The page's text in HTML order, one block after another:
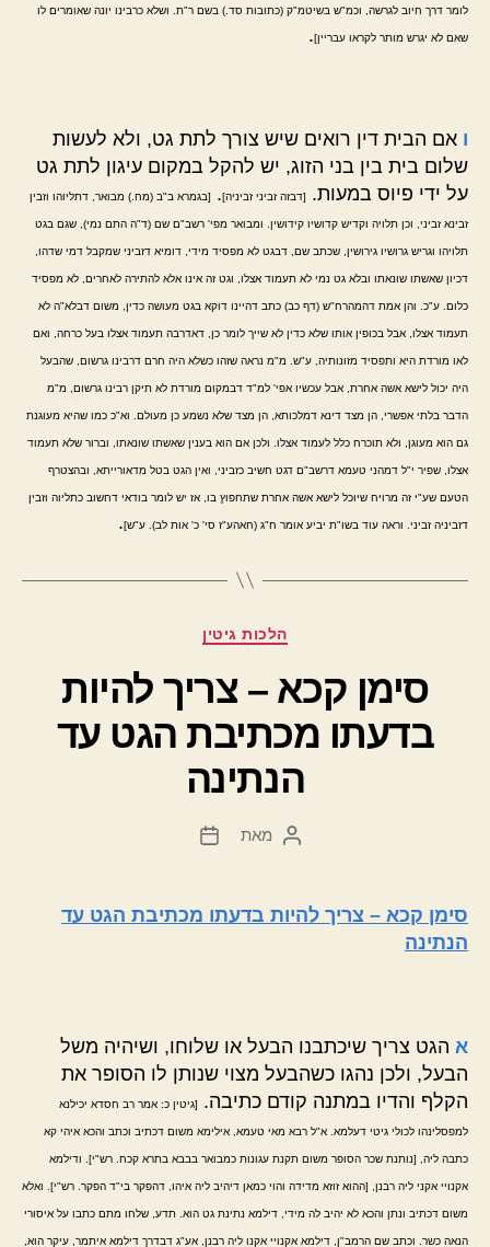
לומר דרך חיוב לגרשה, וכמ"ש בשיטמ"ק (כתובות סד.) בשם ר"ת. ושלא כרבינו יונה שאומרים לו
שאם לא יגרש מותר לקראו עבריין].
ו אם הבית דין רואים שיש צורך לתת גט, ולא לעשות
שלום בית בין בני הזוג, יש להקל במקום עיגון לתת גט
על ידי פיוס במעות.
[דבזה זביני זביניה]. [בגמרא ב"ב (מח.) מבואר, דתליוהו וזבין
זבינא זביני, וכן תלויה וקדיש קדושיו קידושין. ומבואר מפי' רשב"ם שם (ד"ה התם נמי), שגם בגט
תלויהו וגריש גרושיו גירושין, שכתב שם, דבגט לא מפסיד מידי, דומיא דזביני שמקבל דמי שדהו,
דכיון שאשתו שונאתו ובלא גט נמי לא תעמוד אצלו, וגט זה אינו אלא להתירה לאחרים, לא מפסיד
כלום. ע"כ. והן אמת דהמהרח"ש (דף כב) כתב דהיינו דוקא בגט מעושה כדין, משום דבלא"ה לא
תעמוד אצלו, אבל בכופין אותו שלא כדין לא שייך לומר כן, דאדרבה תעמוד אצלו בעל כרחה, ואם
לאו מורדת היא ותפסיד מזונותיה, ע"ש. מ"מ נראה שזהו כשלא היה חרם דרבינו גרשום, שהבעל
היה יכול לישא אשה אחרת, אבל עכשיו אפי' למ"ד דבמקום מורדת לא תיקן רבינו גרשום, מ"מ
הדבר בלתי אפשרי, הן מצד דינא דמלכותא, הן מצד שלא נשמע כן מעולם. וא"כ כמו שהיא מעוגנת
גם הוא מעוגן, ולא תוכרח כלל לעמוד אצלו. ולכן אם הוא בענין שאשתו שונאתו, וברור שלא תעמוד
אצלו, שפיר י"ל דמהני טעמא דרשב"ם דגט חשיב כזביני, ואין הגט בטל מדאורייתא, ובהצטרף
הטעם שע"י זה מרויח שיוכל לישא אשה אחרת שתחפוץ בו, אז יש לומר בודאי דחשוב כתליוה וזבין
דזביניה זביני. וראה עוד בשו"ת יביע אומר ח"ג (חאהע"ז סי' כ' אות לב). ע"ש].
קטגוריות
הלכות גיטין
סימן קכא – צריך להיות
בדעתו מכתיבת הגט עד
הנתינה
המחבר
מאת
תאריך
סימן קכא – צריך להיות בדעתו מכתיבת הגט עד
הנתינה
א הגט צריך שיכתבנו הבעל או שלוחו, ושיהיה משל
הבעל, ולכן נהגו כשהבעל מצוי שנותן לו הסופר את
הקלף והדיו במתנה קודם כתיבה.
[גיטין כ: אמר רב חסדא יכילנא
למפסלינהו לכולי גיטי דעלמא. א"ל רבא מאי טעמא, אילימא משום דכתיב וכתב והכא איהי קא
כתבה ליה, [נותנת שכר הסופר משום תקנת עגונות כמבואר בבבא בתרא קכח. רש"י]. ודילמא
אקנויי אקני ליה רבנן, [ההוא זוזא מדידה והוי כמאן דיהיב ליה איהו, דהפקר בי"ד הפקר. רש"י]. ואלא
משום דכתיב ונתן והכא לא יהיב לה מידי, דילמא נתינת גט הוא. תדע, שלחו מתם כתבו על איסורי
הנאה כשר. וכתב שם הרמב"ן, דילמא אקנויי אקנו ליה רבנן, אע"ג דבדרך דילמא איתמר, עיקר הוא,